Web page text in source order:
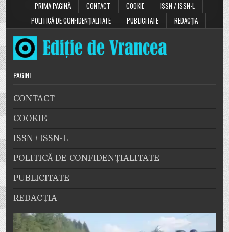
PRIMA PAGINĂ
CONTACT COOKIE
ISSN / ISSN-L
POLITICĂ DE CONFIDENȚIALITATE
PUBLICITATE REDACȚIA
PAGINI
CONTACT
COOKIE
ISSN / ISSN-L
POLITICĂ DE CONFIDENȚIALITATE
PUBLICITATE
REDACȚIA